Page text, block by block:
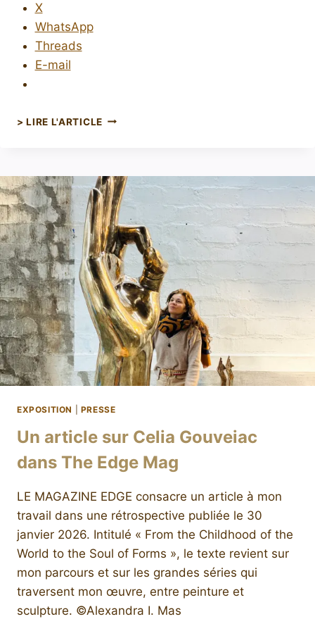
X
WhatsApp
Threads
E-mail
> LIRE L'ARTICLE
EXPOSITION PRESSE
Un article sur Celia Gouveiac
dans The Edge Mag
LE MAGAZINE EDGE consacre un article à mon
travail dans une rétrospective publiée le 30
janvier 2026. Intitulé « From the Childhood of the
World to the Soul of Forms », le texte revient sur
mon parcours et sur les grandes séries qui
traversent mon œuvre, entre peinture et
sculpture. ©Alexandra I. Mas